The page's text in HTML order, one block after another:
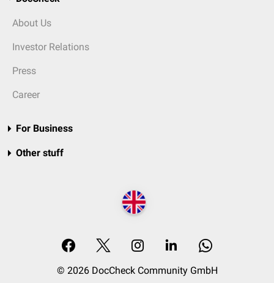
About Us
Investor Relations
Press
Career
For Business
Other stuff
© 2026 DocCheck Community GmbH